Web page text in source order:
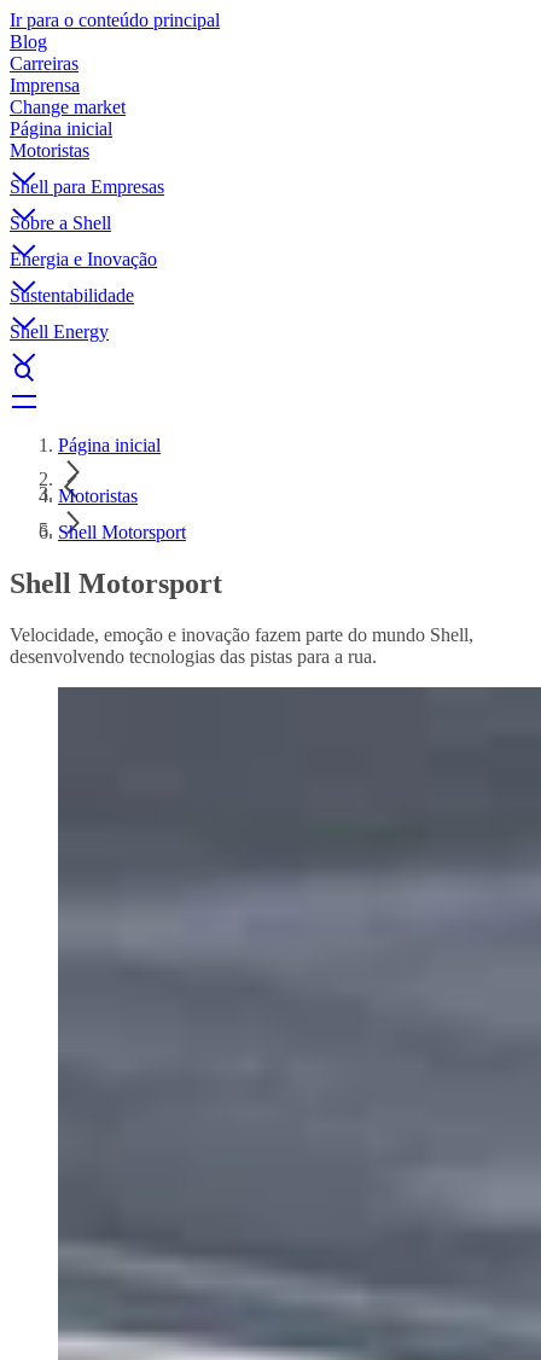
Ir para o conteúdo principal
Blog
Carreiras
Imprensa
Change market
Página inicial
Motoristas
Shell para Empresas
Sobre a Shell
Energia e Inovação
Sustentabilidade
Shell Energy
Página inicial
Motoristas
Shell Motorsport
Shell Motorsport
Velocidade, emoção e inovação fazem parte do mundo Shell,
desenvolvendo tecnologias das pistas para a rua.